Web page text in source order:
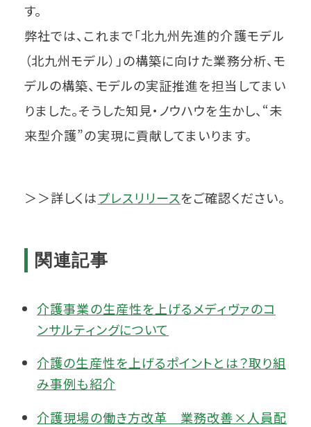
す。
弊社では、これまで「北九州先進的介護モデル
（北九州モデル）」の構築に向けた業務分析、モ
デルの構築、モデルの実証推進を担当してまい
りました。そうした知見・ノウハウを生かし、“未
来型介護”の実現に貢献してまいります。
＞＞詳しくはプレスリリースをご確認ください。
関連記事
介護事業の生産性を上げるメディヴァのコ
ンサルティングについて
介護の生産性を上げるポイントとは？取り組
み事例も紹介
介護現場の働き方改革 業務改善×人員配